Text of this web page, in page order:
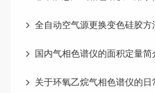
全自动空气源更换变色硅胶方
国内气相色谱仪的面积定量简